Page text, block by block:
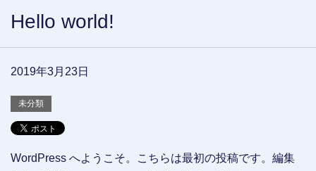
Hello world!
2019年3月23日
未分類
WordPress へようこそ。こちらは最初の投稿です。編集